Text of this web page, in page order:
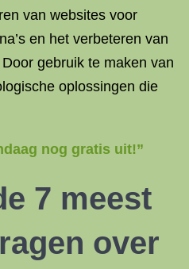
van websites voor
en het verbeteren van
Door gebruik te maken van
oplossingen die
nog gratis uit!”
7 meest
over